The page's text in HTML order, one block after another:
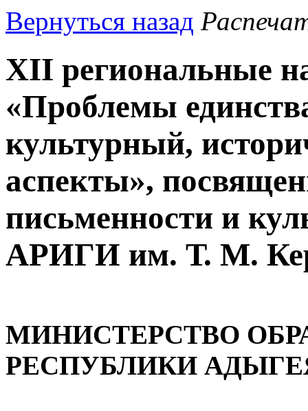
Вернуться назад
XII региональные
«Проблемы
культурный,
аспекты»,
письменности и
АРИГИ им. Т. М.
МИНИСТЕРСТВО
РЕСПУБЛИКИ